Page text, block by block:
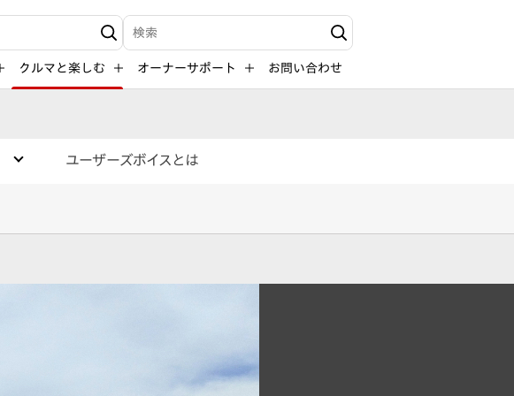
検索キーワード入力
クルマと楽しむ オーナーサポート お問い合わせ
ユーザーズボイスとは